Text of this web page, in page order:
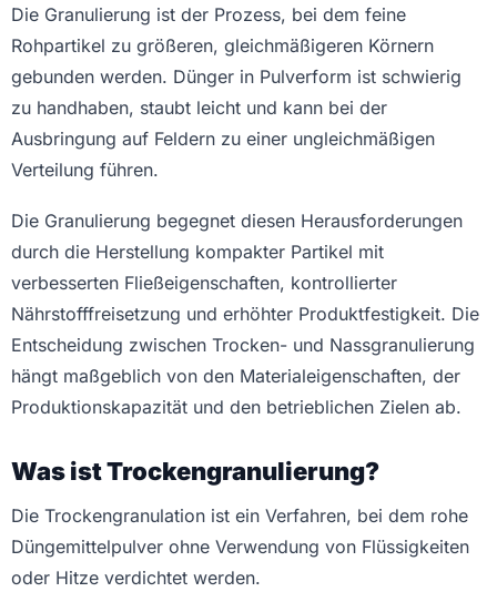
Die Granulierung ist der Prozess, bei dem feine
Rohpartikel zu größeren, gleichmäßigeren Körnern
gebunden werden. Dünger in Pulverform ist schwierig
zu handhaben, staubt leicht und kann bei der
Ausbringung auf Feldern zu einer ungleichmäßigen
Verteilung führen.
Die Granulierung begegnet diesen Herausforderungen
durch die Herstellung kompakter Partikel mit
verbesserten Fließeigenschaften, kontrollierter
Nährstofffreisetzung und erhöhter Produktfestigkeit. Die
Entscheidung zwischen Trocken- und Nassgranulierung
hängt maßgeblich von den Materialeigenschaften, der
Produktionskapazität und den betrieblichen Zielen ab.
Was ist Trockengranulierung?
Die Trockengranulation ist ein Verfahren, bei dem rohe
Düngemittelpulver ohne Verwendung von Flüssigkeiten
oder Hitze verdichtet werden.